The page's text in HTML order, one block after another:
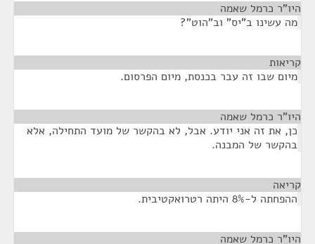
היו"ר כרמל שאמה
מה עשינו ב"יס" וב"הוט"?
קריאות
מיום שבו זה עבר בכנסת, מיום הפרסום.
היו"ר כרמל שאמה
כן, את זה אני יודע. אבל, לא בהקשר של מועד התחילה, אלא
בהקשר של המבנה.
קריאה
ההפחתה ל-8% היתה רטרואקטיבית.
היו"ר כרמל שאמה